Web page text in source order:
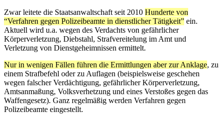
Zwar leitete die Staatsanwaltschaft seit 2010 Hunderte von
“Verfahren gegen Polizeibeamte in dienstlicher Tätigkeit” ein.
Aktuell wird u.a. wegen des Verdachts von gefährlicher
Körperverletzung, Diebstahl, Strafvereitelung im Amt und
Verletzung von Dienstgeheimnissen ermittelt.
Nur in wenigen Fällen führen die Ermittlungen aber zur Anklage, zu
einem Strafbefehl oder zu Auflagen (beispielsweise geschehen
wegen falscher Verdächtigung, gefährlicher Körperverletzung,
Amtsanmaßung, Volksverhetzung und eines Verstoßes gegen das
Waffengesetz). Ganz regelmäßig werden Verfahren gegen
Polizeibeamte eingestellt.